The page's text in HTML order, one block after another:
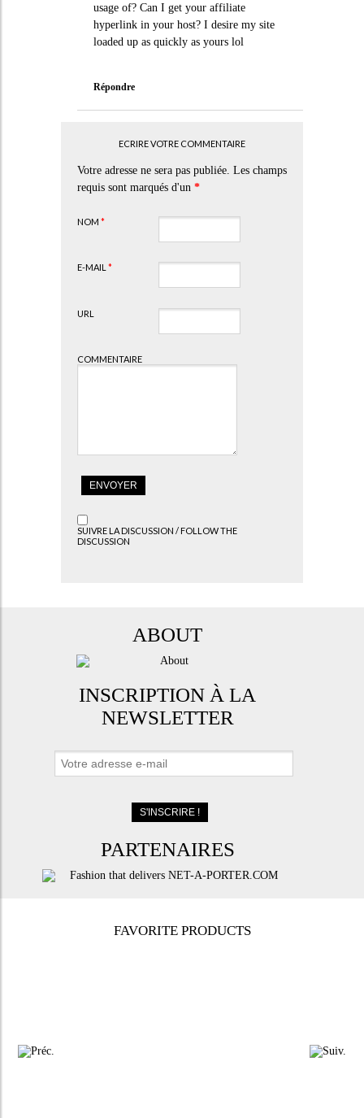
usage of? Can I get your affiliate
hyperlink in your host? I desire my site
loaded up as quickly as yours lol
Répondre
ECRIRE VOTRE COMMENTAIRE
Votre adresse ne sera pas publiée. Les champs
requis sont marqués d'un *
NOM *
E-MAIL *
URL
COMMENTAIRE
SUIVRE LA DISCUSSION / FOLLOW THE
DISCUSSION
ABOUT
INSCRIPTION À LA
NEWSLETTER
PARTENAIRES
FAVORITE PRODUCTS